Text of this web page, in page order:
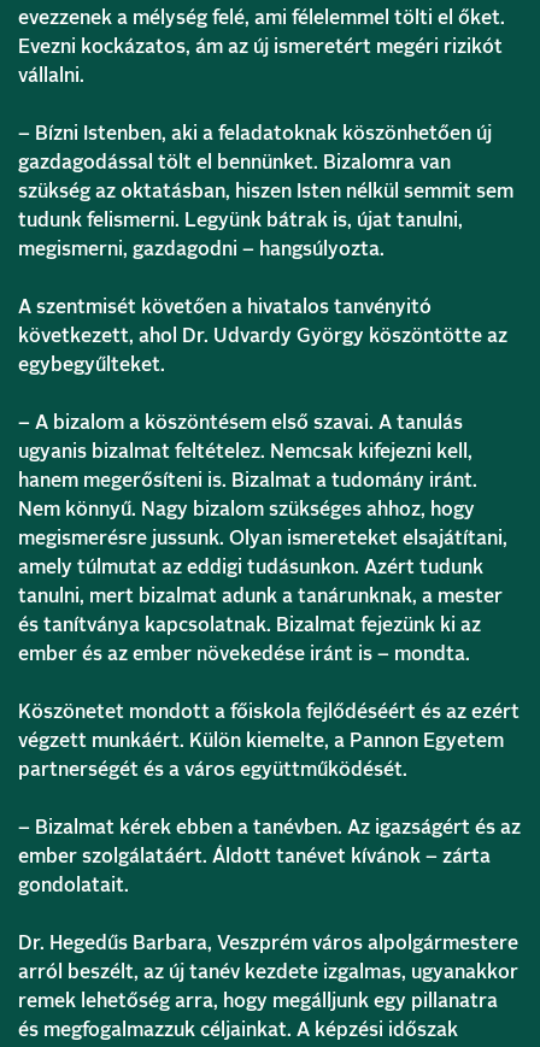
evezzenek a mélység felé, ami félelemmel tölti el őket.
Evezni kockázatos, ám az új ismeretért megéri rizikót
vállalni.
– Bízni Istenben, aki a feladatoknak köszönhetően új
gazdagodással tölt el bennünket. Bizalomra van
szükség az oktatásban, hiszen Isten nélkül semmit sem
tudunk felismerni. Legyünk bátrak is, újat tanulni,
megismerni, gazdagodni – hangsúlyozta.
A szentmisét követően a hivatalos tanvényitó
következett, ahol Dr. Udvardy György köszöntötte az
egybegyűlteket.
– A bizalom a köszöntésem első szavai. A tanulás
ugyanis bizalmat feltételez. Nemcsak kifejezni kell,
hanem megerősíteni is. Bizalmat a tudomány iránt.
Nem könnyű. Nagy bizalom szükséges ahhoz, hogy
megismerésre jussunk. Olyan ismereteket elsajátítani,
amely túlmutat az eddigi tudásunkon. Azért tudunk
tanulni, mert bizalmat adunk a tanárunknak, a mester
és tanítványa kapcsolatnak. Bizalmat fejezünk ki az
ember és az ember növekedése iránt is – mondta.
Köszönetet mondott a főiskola fejlődéséért és az ezért
végzett munkáért. Külön kiemelte, a Pannon Egyetem
partnerségét és a város együttműködését.
– Bizalmat kérek ebben a tanévben. Az igazságért és az
ember szolgálatáért. Áldott tanévet kívánok – zárta
gondolatait.
Dr. Hegedűs Barbara, Veszprém város alpolgármestere
arról beszélt, az új tanév kezdete izgalmas, ugyanakkor
remek lehetőség arra, hogy megálljunk egy pillanatra
és megfogalmazzuk céljainkat. A képzési időszak